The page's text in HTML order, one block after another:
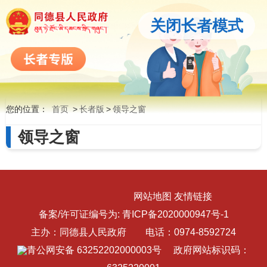
关闭长者模式
您的位置：首页>长者版>领导之窗
领导之窗
网站地图 友情链接
备案/许可证编号为: 青ICP备2020000947号-1
主办：同德县人民政府 电话：0974-8592724
青公网安备 63252202000003号 政府网站标识码：